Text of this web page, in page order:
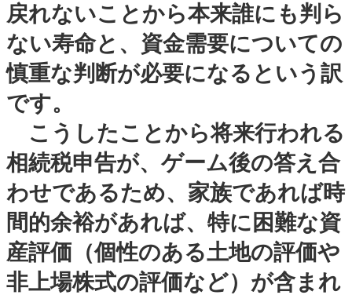
戻れないことから本来誰にも判ら
ない寿命と、資金需要についての
慎重な判断が必要になるという訳
です。
こうしたことから将来行われる
相続税申告が、ゲーム後の答え合
わせであるため、家族であれば時
間的余裕があれば、特に困難な資
産評価（個性のある土地の評価や
非上場株式の評価など）が含まれ